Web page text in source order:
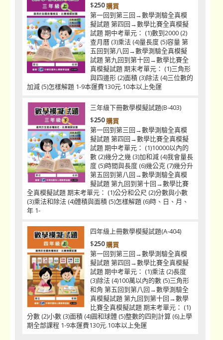
$250購買
第一回到第三回→數學測驗全真模
擬試題 第四回→數學比賽全真模擬
試題 期中考單元： (1)數到2000 (2)
查月曆 (3)乘法 (4)量長度 (5)容量 第
五回到第八回→數學測驗全真模擬
試題 第九回到第十回→數學比賽全
真模擬試題 期末考單元： (1)三角形
與四邊形 (2)面積 (3)除法 (4)三位數的
加減 (5)怎樣解題 1-9本運費130元.10本以上免運
三年級下冊數學模擬試題(B-403)
$250購買
第一回到第三回→數學測驗全真模
擬試題 第四回→數學比賽全真模擬
試題 期中考單元： (1)10000以內的
數 (2)幾分之幾 (3)加和減 (4)我會量長
度 (5)時間與長度 (6)幾公克 (7)幾分升
第五回到第八回→數學測驗全真模
擬試題 第九回到第十回→數學比賽
全真模擬試題 期末考單元： (1)公分和公尺 (2)分數與小數
(3)乘法和除法 (4)體積與面積 (5)怎樣解題 (6)時、日、月、
年 1-
四年級上冊數學模擬試題(A-404)
$250購買
第一回到第三回→數學測驗全真模
擬試題 第四回→數學比賽全真模擬
試題 期中考單元： (1)乘法 (2)長度
(3)除法 (4)100萬以內的數 (5)三角形
和角 第五回到第八回→數學測驗全
真模擬試題 第九回到第十回→數學
比賽全真模擬試題 期末考單元： (1)
分數 (2)小數 (3)面積 (4)圓和球體 (5)整數的四則計算 (6)上學
期全部課程 1-9本運費130元.10本以上免運